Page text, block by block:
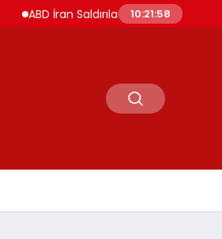
ABD İran Saldırılarını Askıya Aldı Hürmüz
10:21:59